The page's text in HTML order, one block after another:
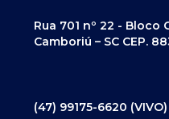
Rua 701 nº 22 - Bloco
Camboriú – SC CEP.
(47) 99175-6620 (VIVO)